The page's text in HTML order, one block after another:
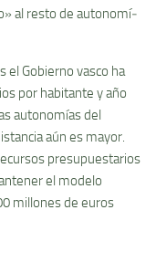
al resto de autonomí­
el Gobierno vasco ha
por habitante y año
autonomí­as del
aún es mayor.
presupuestarios
el modelo
millones de euros